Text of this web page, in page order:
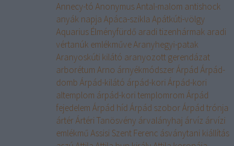
Annecy-tó AnonymusAntal-malom antishock
anyák napja Apáca-szikla Apátkúti-völgy
Aquarius Élményfürdő aradi tizenhármak aradi
vértanúk emlékműveAranyhegyi-patak
Aranyoskúti kilátó aranyozott gerendázat
arborétum Arno árnyékmódszerÁrpád Árpád-
domb Árpád-kilátó árpád-kori Árpád-kori
altemplom árpád-kori templomrom Árpád
fejedelem Árpád híd Árpád szoborÁrpád trónja
ártérÁrtéri Tanösvény árvalányhaj árvíz árvízi
emlékmű Assisi Szent Ferenc ásványtani kiállítás